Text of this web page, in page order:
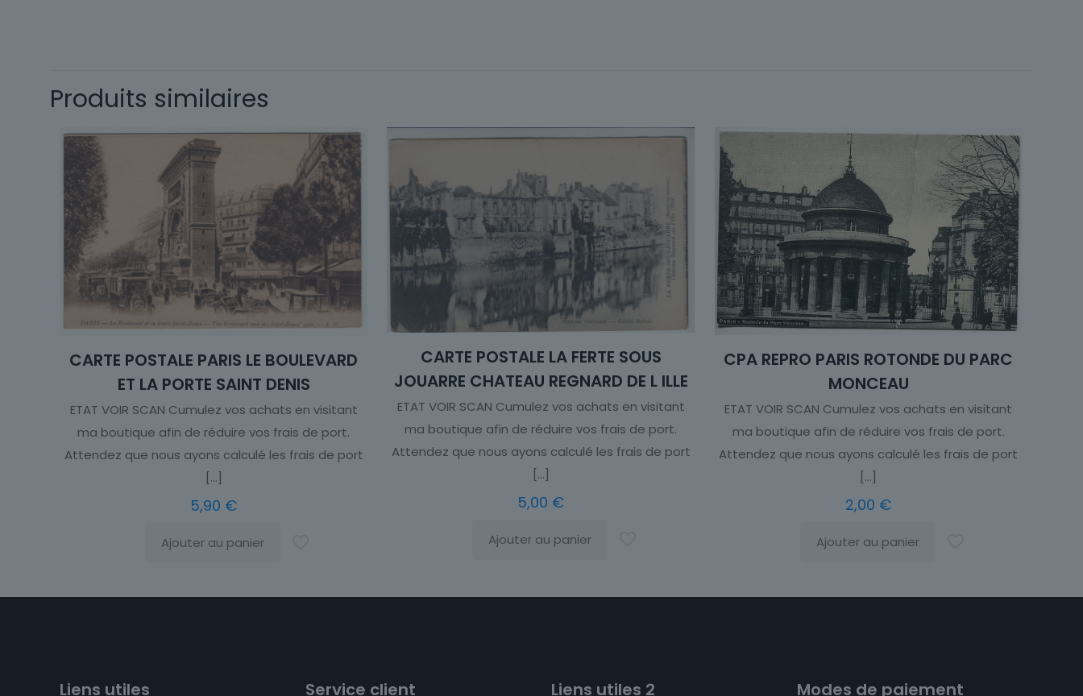
Produits similaires
CARTE POSTALE PARIS LE BOULEVARD
ET LA PORTE SAINT DENIS
ETAT VOIR SCAN Cumulez vos achats en visitant
ma boutique afin de réduire vos frais de port.
Attendez que nous ayons calculé les frais de port
[…]
5,90 €
Ajouter au panier
CARTE POSTALE LA FERTE SOUS
JOUARRE CHATEAU REGNARD DE L ILLE
ETAT VOIR SCAN Cumulez vos achats en visitant
ma boutique afin de réduire vos frais de port.
Attendez que nous ayons calculé les frais de port
[…]
5,00 €
Ajouter au panier
CPA REPRO PARIS ROTONDE DU PARC
MONCEAU
ETAT VOIR SCAN Cumulez vos achats en visitant
ma boutique afin de réduire vos frais de port.
Attendez que nous ayons calculé les frais de port
[…]
2,00 €
Ajouter au panier
Liens utiles Service client Liens utiles 2 Modes de paiement